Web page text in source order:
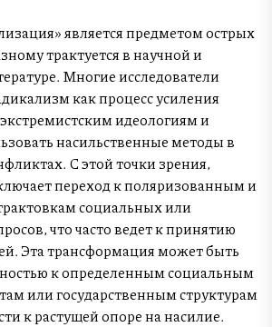
является предметом острых
трактуется в научной и
Многие исследователи
как процесс усиления
идеологиям и
насильственные методы в
С этой точки зрения,
переход к поляризованным и
социальных или
что часто ведет к принятию
Эта трансформация может быть
к определенным социальным
или государственным структурам
к растущей опоре на насилие.